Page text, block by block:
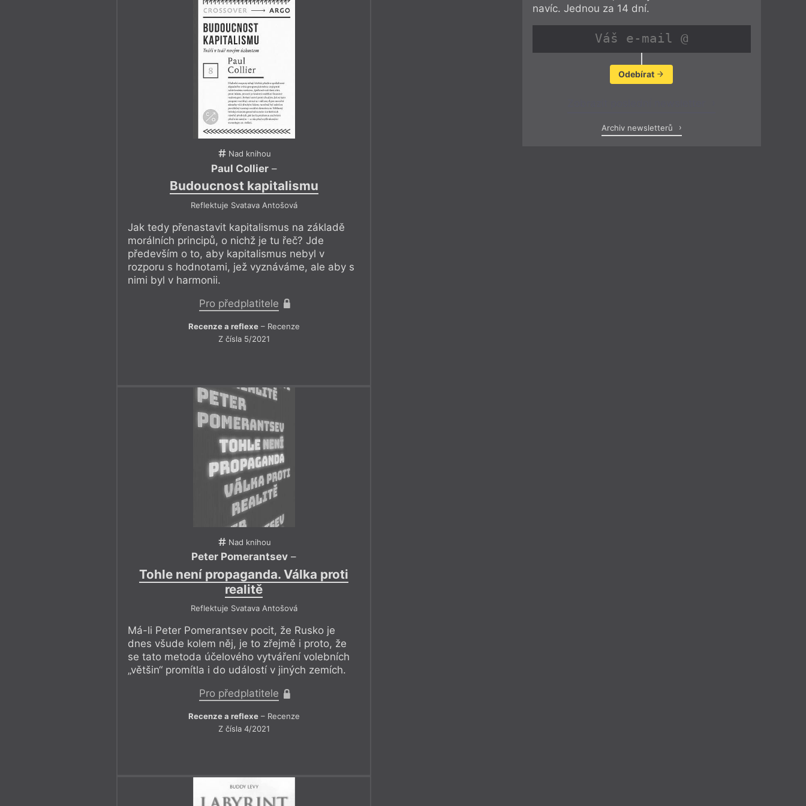
Nad knihou
Paul Collier–
Budoucnost kapitalismu
Reflektuje Svatava Antošová
Jak tedy přenastavit kapitalismus na základě
morálních principů, o nichž je tu řeč? Jde
především o to, aby kapitalismus nebyl v
rozporu s hodnotami, jež vyznáváme, ale aby s
nimi byl v harmonii.
Pro předplatitele
Recenze a reflexe– Recenze
Z čísla 5/2021
Nad knihou
Peter Pomerantsev –
Tohle není propaganda. Válka proti
realitě
Reflektuje Svatava Antošová
Má-li Peter Pomerantsev pocit, že Rusko je
dnes všude kolem něj, je to zřejmě i proto, že
se tato metoda účelového vytváření volebních
„většin“ promítla i do událostí v jiných zemích.
Pro předplatitele
Recenze a reflexe– Recenze
Z čísla 4/2021
navíc. Jednou za 14 dní.
Odebírat
Archiv newsletterů